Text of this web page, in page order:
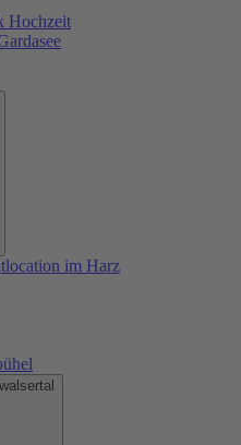
Hochzeit
im Harz